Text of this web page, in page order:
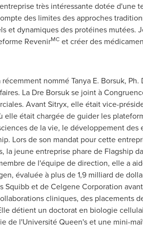
très intéressante dotée
des limites des approches
et dynamiques des protéines mutées.
RevenirMCet créer des
nommé Tanya E. Borsuk,
La Dre Borsuk se joint à
Avant Sitryx, elle était vice-
elle était chargée de guider les
de la vie, le développement
Lors deson mandat pour cette
la jeune entreprise phare de Flagship
de l'équipe de direction, elle a
évaluée à plus de 1,9 milliard de
Squibb et de Celgene Corporation
cliniques, des placements
détient un doctorat en biologie
de l'Université Queen's et une mini-